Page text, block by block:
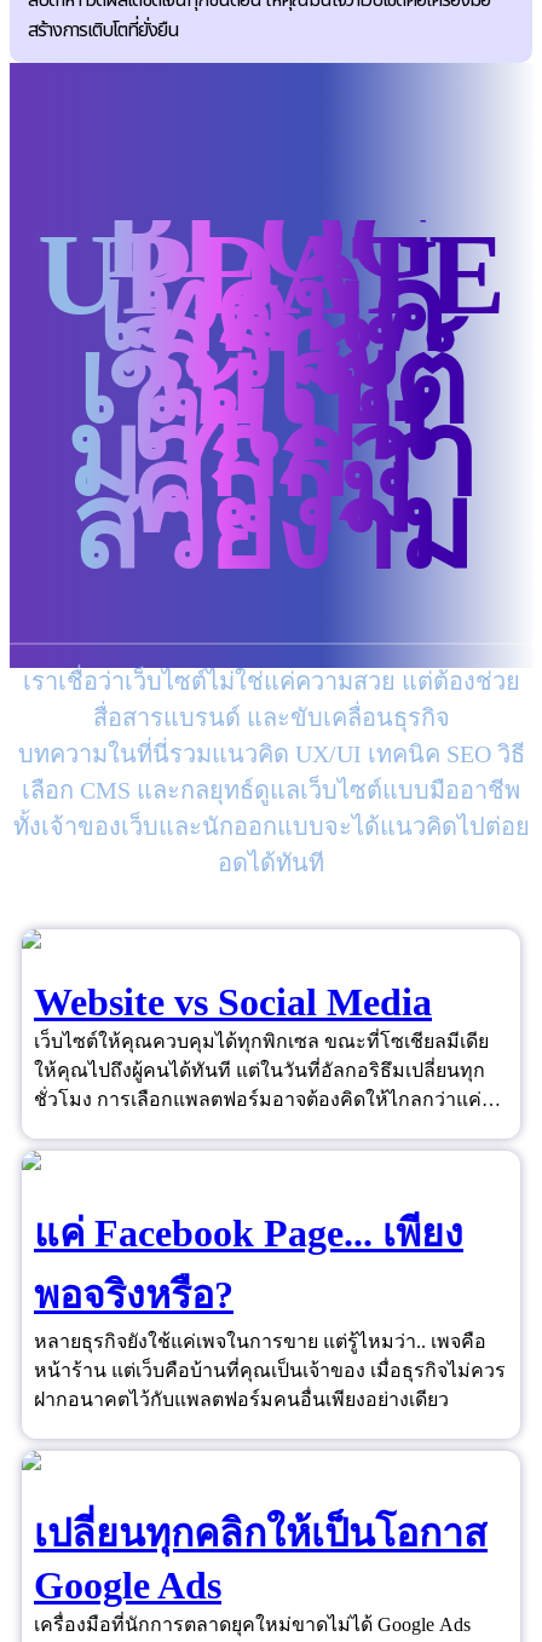
สร้างการเติบโตที่ยั่งยืน
BLOG
UPDATE
เทคนิค
สร้าง
เว็บไซต์
ให้เป็น
มากกว่า
ความ
สวยงาม
เราเชื่อว่าเว็บไซต์ไม่ใช่แค่ความสวย แต่ต้องช่วย
สื่อสารแบรนด์ และขับเคลื่อนธุรกิจ
บทความในที่นี่รวมแนวคิด UX/UI เทคนิค SEO วิธี
เลือก CMS และกลยุทธ์ดูแลเว็บไซต์แบบมืออาชีพ
ทั้งเจ้าของเว็บและนักออกแบบจะได้แนวคิดไปต่อย
อดได้ทันที
Website vs Social Media
เว็บไซต์ให้คุณควบคุมได้ทุกพิกเซล ขณะที่โซเชียลมีเดีย
ให้คุณไปถึงผู้คนได้ทันที แต่ในวันที่อัลกอริธึมเปลี่ยนทุก
ชั่วโมง การเลือกแพลตฟอร์มอาจต้องคิดให้ไกลกว่าแค่
แค่ Facebook Page... เพียง
พอจริงหรือ?
หลายธุรกิจยังใช้แค่เพจในการขาย แต่รู้ไหมว่า.. เพจคือ
หน้าร้าน แต่เว็บคือบ้านที่คุณเป็นเจ้าของ เมื่อธุรกิจไม่ควร
ฝากอนาคตไว้กับแพลตฟอร์มคนอื่นเพียงอย่างเดียว
เปลี่ยนทุกคลิกให้เป็นโอกาส
Google Ads
เครื่องมือที่นักการตลาดยุคใหม่ขาดไม่ได้ Google Ads